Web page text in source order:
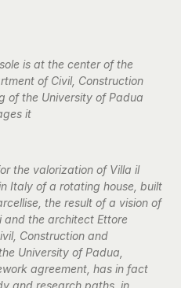
is at the center of the
of Civil, Construction
of the University of Padua
it
the valorization of Villa il
Italy of a rotating house, built
the result of a vision of
and the architect Ettore
Construction and
University of Padua,
agreement, has in fact
and research paths, in